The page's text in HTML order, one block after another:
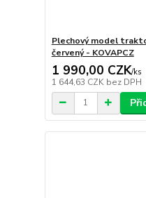
Plechový model
červený - KOVAPCZ
1 990,00 CZK/ks
1 644,63 CZK bez DPH